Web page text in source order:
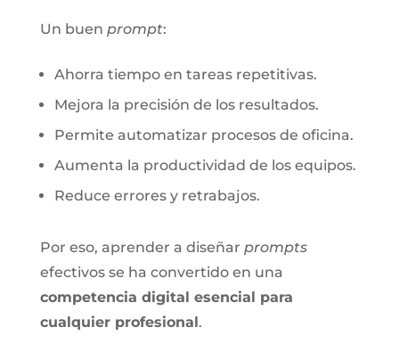
Un buen prompt:
Ahorra tiempo en tareas repetitivas.
Mejora la precisión de los resultados.
Permite automatizar procesos de oficina.
Aumenta la productividad de los equipos.
Reduce errores y retrabajos.
Por eso, aprender a diseñar prompts
efectivos se ha convertido en una
competencia digital esencial para
cualquier profesional .